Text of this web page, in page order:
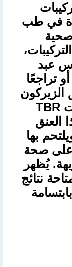
في طب
عبد
تراجعًا
الفريد التي تحتويه زرعات TBR
العنق
بها
صحة
يُظهر
نتائج